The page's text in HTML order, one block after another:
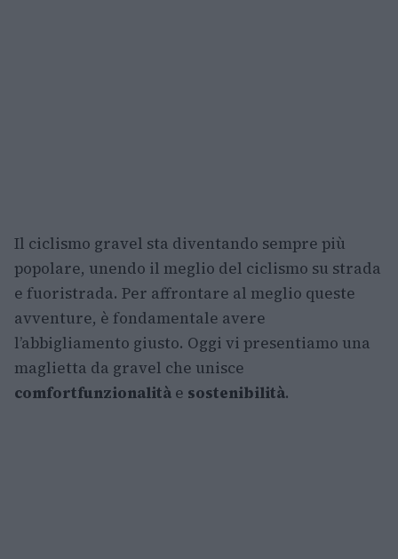
Il ciclismo gravel sta diventando sempre più
popolare, unendo il meglio del ciclismo su strada
e fuoristrada. Per affrontare al meglio queste
avventure, è fondamentale avere
l’abbigliamento giusto. Oggi vi presentiamo una
maglietta da gravel che unisce
comfortfunzionalità e sostenibilità.